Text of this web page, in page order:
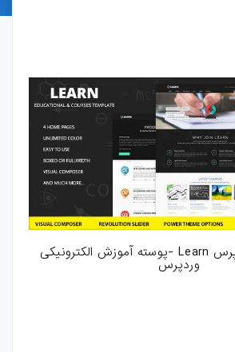
دانلود قالب وردپرس Learn -پوسته آموزش الکترونیکی
وردپرس